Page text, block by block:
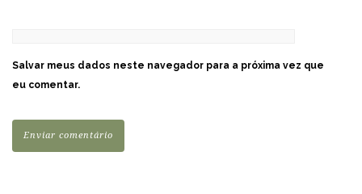
Salvar meus dados neste navegador para a próxima vez que
eu comentar.